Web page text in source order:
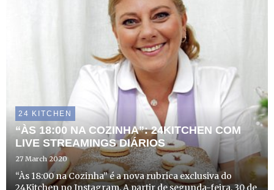
24 KITCHEN
“ÀS 18:00 NA COZINHA”: 24KITCHEN COM
LIVE STREAMINGS DIÁRIOS
27 March 2020
“Às 18:00 na Cozinha” é a nova rubrica exclusiva do
24Kitchen no Instagram. A partir de segunda-feira, 30 de